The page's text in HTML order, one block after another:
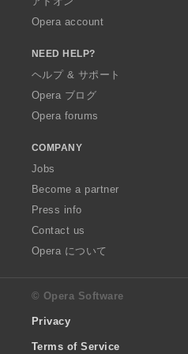
Opera account
NEED HELP?
ヘルプ & サポート
Opera ブログ
Opera forums
COMPANY
Jobs
Become a partner
Press info
Contact us
Opera について
© Opera Software
Privacy
Terms of Service